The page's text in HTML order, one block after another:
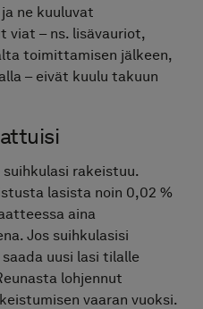
ne kuuluvat
viat – ns. lisävauriot,
toimittamisen jälkeen,
– eivät kuulu takuun
rakeistuu.
lasista noin 0,02 %
aina
Jos suihkulasisi
uusi lasi tilalle
lohjennut
vaaran vuoksi.